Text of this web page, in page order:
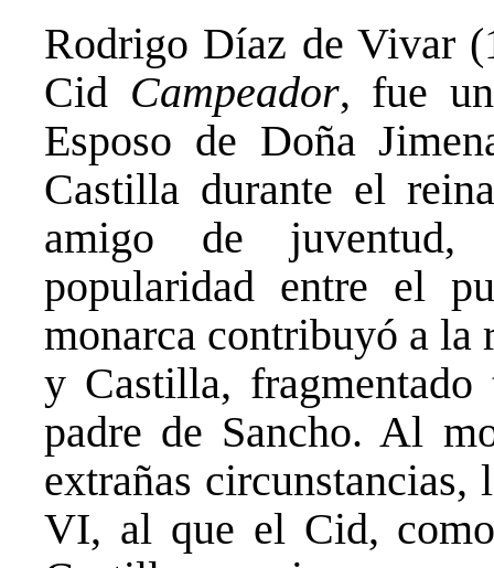
Rodrigo Díaz de Vivar
Cid Campeador, fue
Esposo de Doña
Castilla durante el
amigo de
popularidad entre el
monarca contribuyó a
y Castilla,
padre de Sancho. Al
extrañas
VI, al que el Cid,